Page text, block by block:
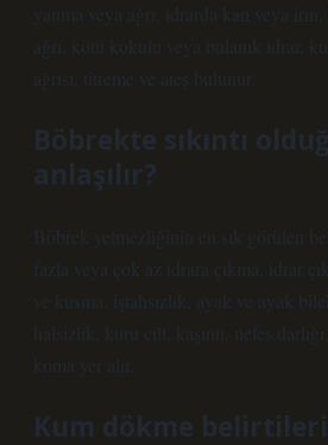
yanma veya ağrı, idrarda kan veya irin,
ağrı, kötü kokulu veya bulanık idrar,
ağrısı, titreme ve ateş bulunur.
Böbrekte sıkıntı
anlaşılır?
Böbrek yetmezliğinin en sık görülen
fazla veya çok az idrara çıkma, idrar
ve kusma, iştahsızlık, ayak ve ayak
halsizlik, kuru cilt, kaşıntı, nefes
koma yer alır.
Kum dökme